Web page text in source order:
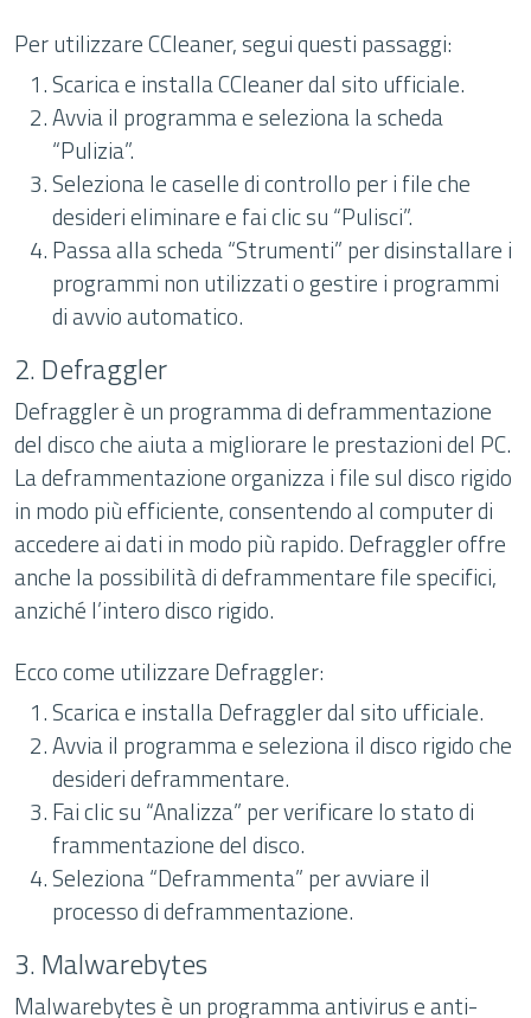
Per utilizzare CCleaner, segui questi passaggi:
Scarica e installa CCleaner dal sito ufficiale.
Avvia il programma e seleziona la scheda
“Pulizia”.
Seleziona le caselle di controllo per i file che
desideri eliminare e fai clic su “Pulisci”.
Passa alla scheda “Strumenti” per disinstallare i
programmi non utilizzati o gestire i programmi
di avvio automatico.
2. Defraggler
Defraggler è un programma di deframmentazione
del disco che aiuta a migliorare le prestazioni del PC.
La deframmentazione organizza i file sul disco rigido
in modo più efficiente, consentendo al computer di
accedere ai dati in modo più rapido. Defraggler offre
anche la possibilità di deframmentare file specifici,
anziché l’intero disco rigido.
Ecco come utilizzare Defraggler:
Scarica e installa Defraggler dal sito ufficiale.
Avvia il programma e seleziona il disco rigido che
desideri deframmentare.
Fai clic su “Analizza” per verificare lo stato di
frammentazione del disco.
Seleziona “Deframmenta” per avviare il
processo di deframmentazione.
3. Malwarebytes
Malwarebytes è un programma antivirus e anti-